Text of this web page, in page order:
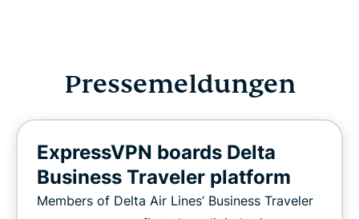
Pressemeldungen
ExpressVPN boards Delta
Business Traveler platform
Members of Delta Air Lines’ Business Traveler